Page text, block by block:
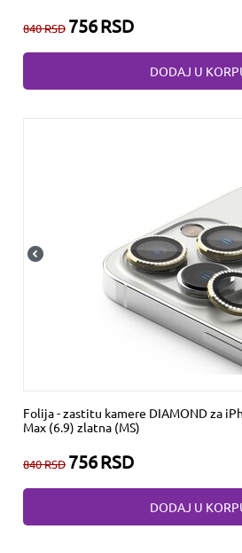
840RSD 756RSD
DODAJ U
Folija - zastitu kamere DIAMOND za
Max (6.9) zlatna (MS)
840RSD 756RSD
DODAJ U